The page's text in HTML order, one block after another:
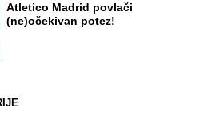
Atletico Madrid povlači
(ne)očekivan potez!